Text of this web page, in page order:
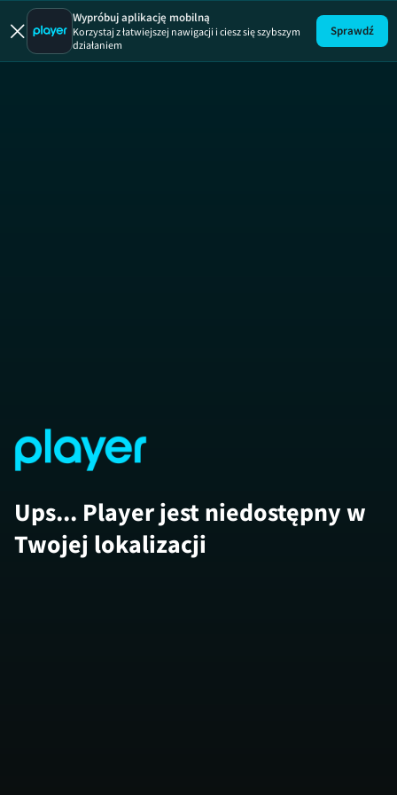
Wypróbuj aplikację mobilną
Korzystaj z łatwiejszej nawigacji i ciesz się szybszym
działaniem
Sprawdź
Ups... Player jest niedostępny w
Twojej lokalizacji